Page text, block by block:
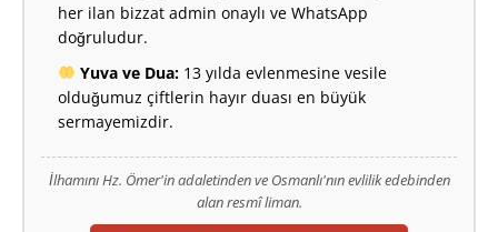
her ilan bizzat admin onaylı ve WhatsApp
doğruludur.
Yuva ve Dua:13 yılda evlenmesine vesile
olduğumuz çiftlerin hayır duası en büyük
sermayemizdir.
İlhamını Hz. Ömer'in adaletinden ve Osmanlı'nın evlilik edebinden
alan resmî liman.